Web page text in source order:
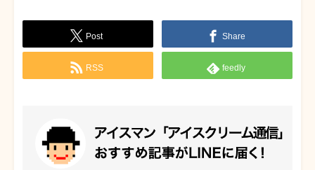
Post Share
RSS feedly